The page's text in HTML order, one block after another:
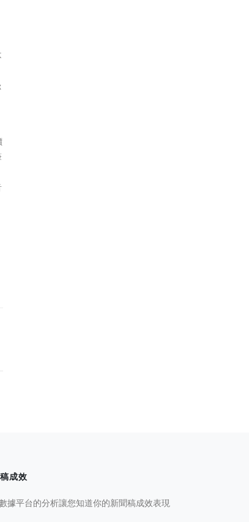
成效
據平台的分析讓您知道你的新聞稿成效表現